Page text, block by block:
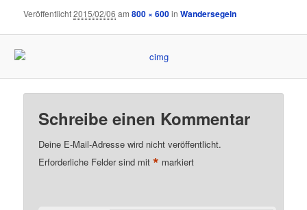
Veröffentlicht2015/02/06 am800 × 600inWandersegeln
Schreibe einen Kommentar
Deine E-Mail-Adresse wird nicht veröffentlicht.
Erforderliche Felder sind mit* markiert